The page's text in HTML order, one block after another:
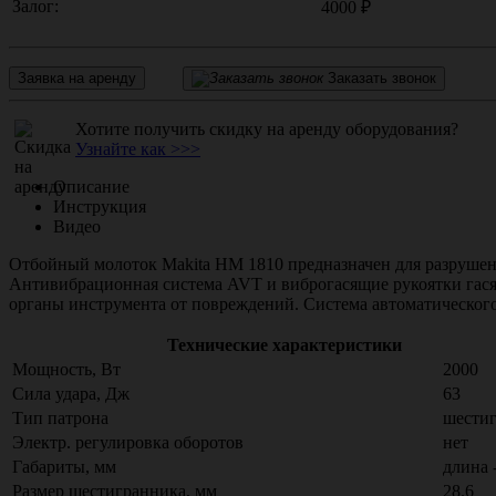
Залог: 4000 ₽
Заявка на аренду Заказать звонок
Хотите получить скидку на аренду оборудования?
Узнайте как >>>
Описание
Инструкция
Видео
Отбойный молоток Makita HM 1810 предназначен для
Антивибрационная система AVT и виброгасящие рукоятки
органы инструмента от повреждений. Система
Технические характеристики
Мощность, Вт
2000
Сила удара, Дж
63
Тип патрона
Электр. регулировка оборотов
нет
Габариты, мм
длина
Размер шестигранника, мм
28.6